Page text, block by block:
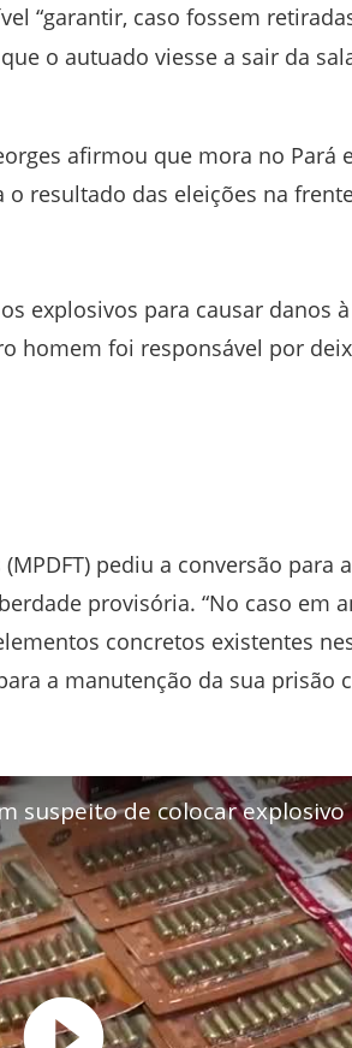
“garantir, caso fossem
o autuado viesse a sair da
afirmou que mora no Pará
resultado das eleições na
explosivos para causar danos
homem foi responsável por
pediu a conversão para
provisória. “No caso em
concretos existentes
a manutenção da sua prisão